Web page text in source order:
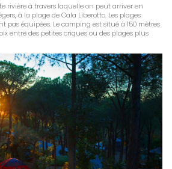
rivière à travers laquelle on peut arriver en
à la plage de Cala Liberotto. Les plages
pas équipées. Le camping est situé à 150 mètres
entre des petites criques ou des plages plus